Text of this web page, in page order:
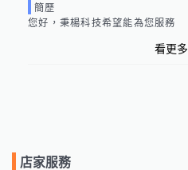
簡歷
您好，秉楊科技希望能為您服務
看更多
店家服務